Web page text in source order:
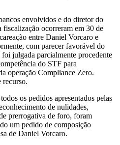
envolvidos e do diretor do
ocorreram em 30 de
entre Daniel Vorcaro e
com parecer favorável do
julgada parcialmente procedente
do STF para
operação Compliance Zero.
recurso.
os pedidos apresentados pelas
de nulidades,
prerrogativa de foro, foram
um pedido de composição
de Daniel Vorcaro.